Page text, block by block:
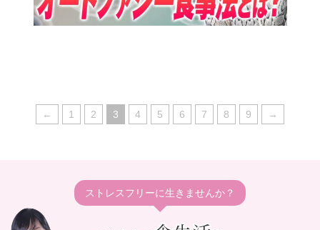
← 1 2 3 4 5 6 7 8 9 →
ストレスフリーに生きませんか？